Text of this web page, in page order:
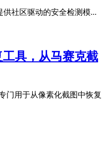
供社区驱动的安全检测模...
具，从马赛克截
门用于从像素化截图中恢复